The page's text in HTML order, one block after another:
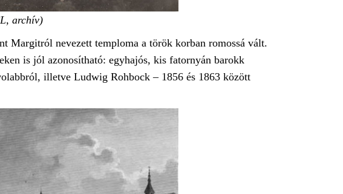
archív)
Margitról nevezett temploma a török korban romossá vált.
is jól azonosítható: egyhajós, kis fatornyán barokk
illetve Ludwig Rohbock – 1856 és 1863 között